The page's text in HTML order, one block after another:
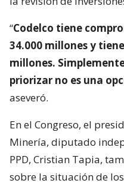
“Codelco tiene
34.000 millones y
millones.
priorizar no es una
aseveró.
En el Congreso, el
Minería, diputado
PPD, Cristian Tapia,
sobre la situación de